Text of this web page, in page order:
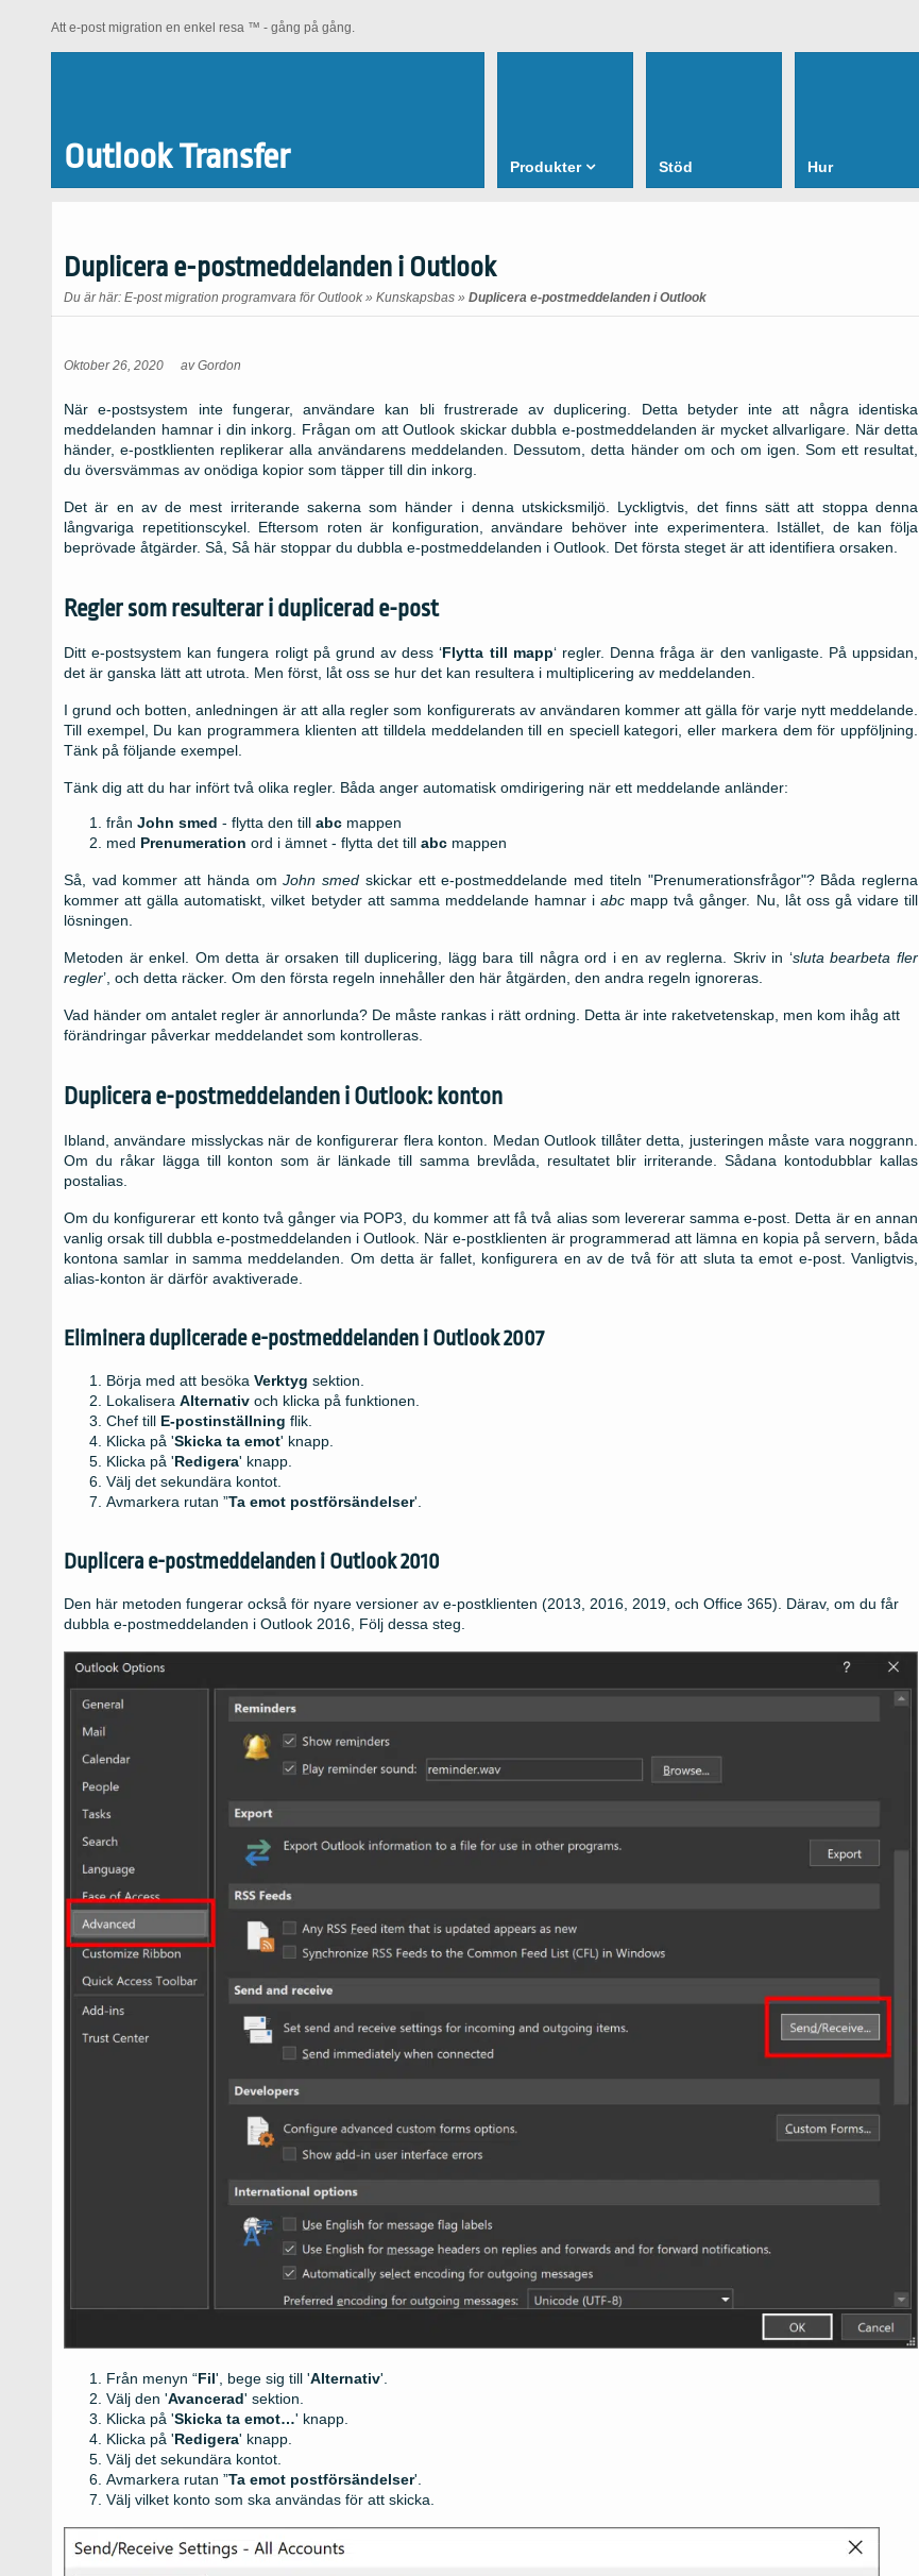
Att e-post migration en enkel resa ™ - gång på gång.
Outlook Transfer Produkter Stöd Hur
Duplicera e-postmeddelanden i Outlook
Du är här: E-post migration programvara för Outlook » Kunskapsbas » Duplicera e-postmeddelanden i Outlook
Oktober 26, 2020 avGordon
När e-postsystem inte fungerar, användare kan bli frustrerade av duplicering. Detta betyder inte att några identiska
meddelanden hamnar i din inkorg. Frågan om att Outlook skickar dubbla e-postmeddelanden är mycket allvarligare. När detta
händer, e-postklienten replikerar alla användarens meddelanden. Dessutom, detta händer om och om igen. Som ett resultat,
du översvämmas av onödiga kopior som täpper till din inkorg.
Det är en av de mest irriterande sakerna som händer i denna utskicksmiljö. Lyckligtvis, det finns sätt att stoppa denna
långvariga repetitionscykel. Eftersom roten är konfiguration, användare behöver inte experimentera. Istället, de kan följa
beprövade åtgärder. Så, Så här stoppar du dubbla e-postmeddelanden i Outlook. Det första steget är att identifiera orsaken.
Regler som resulterar i duplicerad e-post
Ditt e-postsystem kan fungera roligt på grund av dess ‘Flytta till mapp‘ regler. Denna fråga är den vanligaste. På uppsidan,
det är ganska lätt att utrota. Men först, låt oss se hur det kan resultera i multiplicering av meddelanden.
I grund och botten, anledningen är att alla regler som konfigurerats av användaren kommer att gälla för varje nytt meddelande.
Till exempel, Du kan programmera klienten att tilldela meddelanden till en speciell kategori, eller markera dem för uppföljning.
Tänk på följande exempel.
Tänk dig att du har infört två olika regler. Båda anger automatisk omdirigering när ett meddelande anländer:
från John smed - flytta den till abc mappen
med Prenumeration ord i ämnet - flytta det till abc mappen
Så, vad kommer att hända omJohn smed skickar ett e-postmeddelande med titeln "Prenumerationsfrågor"? Båda reglerna
kommer att gälla automatiskt, vilket betyder att samma meddelande hamnar iabc mapp två gånger. Nu, låt oss gå vidare till
lösningen.
Metoden är enkel. Om detta är orsaken till duplicering, lägg bara till några ord i en av reglerna. Skriv in ‘sluta bearbeta fler
regler’, och detta räcker. Om den första regeln innehåller den här åtgärden, den andra regeln ignoreras.
Vad händer om antalet regler är annorlunda? De måste rankas i rätt ordning. Detta är inte raketvetenskap, men kom ihåg att
förändringar påverkar meddelandet som kontrolleras.
Duplicera e-postmeddelanden i Outlook: konton
Ibland, användare misslyckas när de konfigurerar flera konton. Medan Outlook tillåter detta, justeringen måste vara noggrann.
Om du råkar lägga till konton som är länkade till samma brevlåda, resultatet blir irriterande. Sådana kontodubblar kallas
postalias.
Om du konfigurerar ett konto två gånger via POP3, du kommer att få två alias som levererar samma e-post. Detta är en annan
vanlig orsak till dubbla e-postmeddelanden i Outlook. När e-postklienten är programmerad att lämna en kopia på servern, båda
kontona samlar in samma meddelanden. Om detta är fallet, konfigurera en av de två för att sluta ta emot e-post. Vanligtvis,
alias-konton är därför avaktiverade.
Eliminera duplicerade e-postmeddelanden i Outlook 2007
Börja med att besöka Verktyg sektion.
Lokalisera Alternativ och klicka på funktionen.
Chef till E-postinställning flik.
Klicka på 'Skicka ta emot' knapp.
Klicka på 'Redigera' knapp.
Välj det sekundära kontot.
Avmarkera rutan ”Ta emot postförsändelser'.
Duplicera e-postmeddelanden i Outlook 2010
Den här metoden fungerar också för nyare versioner av e-postklienten (2013, 2016, 2019, och Office 365). Därav, om du får
dubbla e-postmeddelanden i Outlook 2016, Följ dessa steg.
Från menyn “Fil', bege sig till 'Alternativ'.
Välj den 'Avancerad' sektion.
Klicka på 'Skicka ta emot…' knapp.
Klicka på 'Redigera' knapp.
Välj det sekundära kontot.
Avmarkera rutan ”Ta emot postförsändelser'.
Välj vilket konto som ska användas för att skicka.